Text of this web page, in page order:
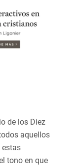
de los Diez
aquellos
estas
tono en que